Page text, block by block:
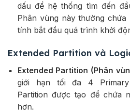
dấu để hệ thống tìm đến
Phân vùng này thường chứa
tính bắt đầu quá trình khởi
Extended Partition và
Extended Partition (Phân
giới hạn tối đa 4 Primary
Partition được tạo để chứa
hơn.